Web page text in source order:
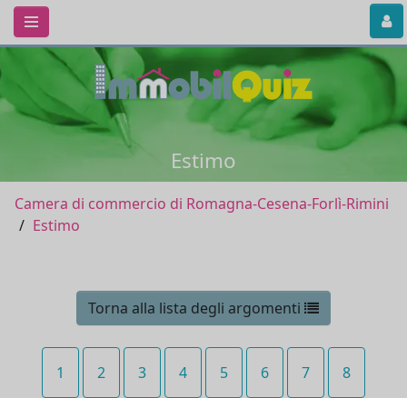
Estimo
Camera di commercio di Romagna-Cesena-Forlì-Rimini
Estimo
Torna alla lista degli argomenti
1 2 3 4 5 6 7 8